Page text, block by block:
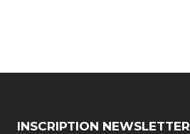
INSCRIPTION NEWSLETTER